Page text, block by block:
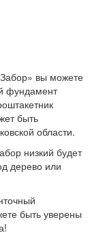
вы можете
фундамент
быть
области.
низкий будет
дерево или
быть уверены